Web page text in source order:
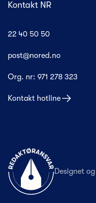
Kontakt NR
22 40 50 50
post@nored.no
Org. nr: 971 278 323
Kontakt hotline
Til forsiden
Designet